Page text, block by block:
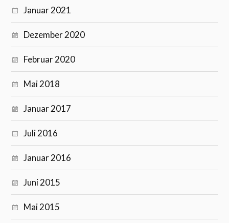
Januar 2021
Dezember 2020
Februar 2020
Mai 2018
Januar 2017
Juli 2016
Januar 2016
Juni 2015
Mai 2015